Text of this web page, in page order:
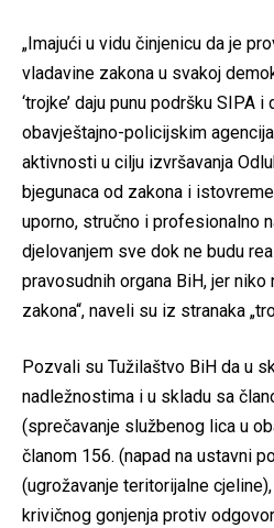
„Imajući u vidu činjenicu da je
vladavine zakona u svakoj
‘trojke’ daju punu podršku SIPA
obavještajno-policijskim
aktivnosti u cilju izvršavanja
bjegunaca od zakona i
uporno, stručno i profesionalno
djelovanjem sve dok ne budu
pravosudnih organa BiH, jer
zakona“, naveli su iz stranaka
Pozvali su Tužilaštvo BiH da u
nadležnostima i u skladu sa
(sprečavanje službenog lica u
članom 156. (napad na ustavni
(ugrožavanje teritorijalne
krivičnog gonjenja protiv